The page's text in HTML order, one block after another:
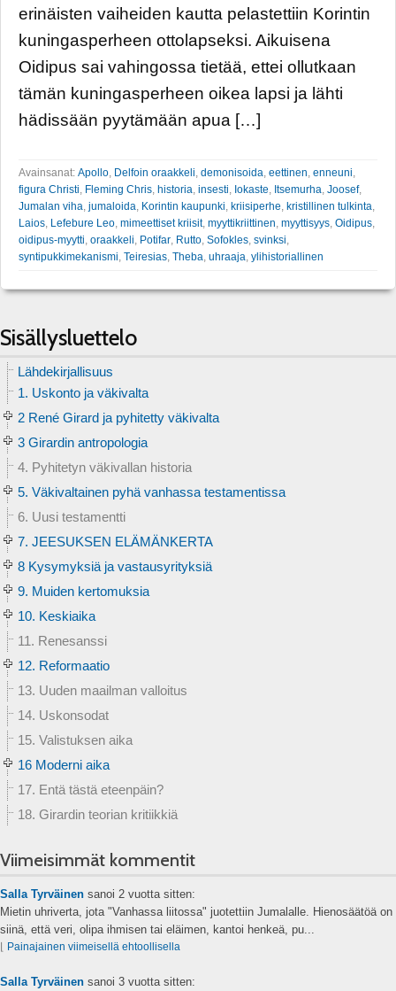
erinäisten vaiheiden kautta pelastettiin Korintin
kuningasperheen ottolapseksi. Aikuisena
Oidipus sai vahingossa tietää, ettei ollutkaan
tämän kuningasperheen oikea lapsi ja lähti
hädissään pyytämään apua […]
Avainsanat: Apollo Delfoin oraakkeli demonisoida eettinen enneuni
figura Christi Fleming Chris historia insesti Iokaste Itsemurha Joosef,
Jumalan viha jumaloida Korintin kaupunki kriisiperhe kristillinen tulkinta
Laios Lefebure Leo mimeettiset kriisit, myyttikriittinen myyttisyys Oidipus
oidipus-myytti oraakkeli Potifar Rutto Sofokles svinksi
syntipukkimekanismi Teiresias Theba uhraaja ylihistoriallinen
Sisällysluettelo
Lähdekirjallisuus
1. Uskonto ja väkivalta
2 René Girard ja pyhitetty väkivalta
3 Girardin antropologia
4. Pyhitetyn väkivallan historia
5. Väkivaltainen pyhä vanhassa testamentissa
6. Uusi testamentti
7. JEESUKSEN ELÄMÄNKERTA
8 Kysymyksiä ja vastausyrityksiä
9. Muiden kertomuksia
10. Keskiaika
11. Renesanssi
12. Reformaatio
13. Uuden maailman valloitus
14. Uskonsodat
15. Valistuksen aika
16 Moderni aika
17. Entä tästä eteenpäin?
18. Girardin teorian kritiikkiä
Viimeisimmät kommentit
Salla Tyrväinen sanoi 2 vuotta sitten:
Mietin uhriverta, jota "Vanhassa liitossa" juotettiin Jumalalle. Hienosäätöä on
siinä, että veri, olipa ihmisen tai eläimen, kantoi henkeä, pu...
⌊ Painajainen viimeisellä ehtoollisella
Salla Tyrväinen sanoi 3 vuotta sitten: